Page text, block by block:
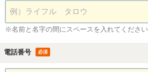
※名前と名字の間にスペースを入れてください
電話番号 必須